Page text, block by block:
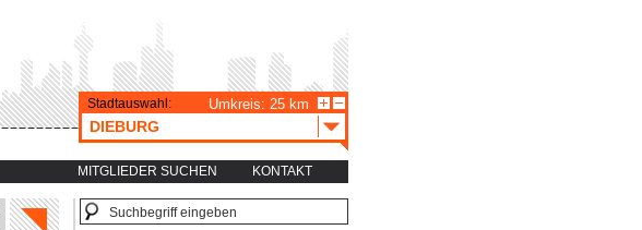
MITGLIEDER SUCHEN KONTAKT
Stadtauswahl: Umkreis: 25 km
DIEBURG